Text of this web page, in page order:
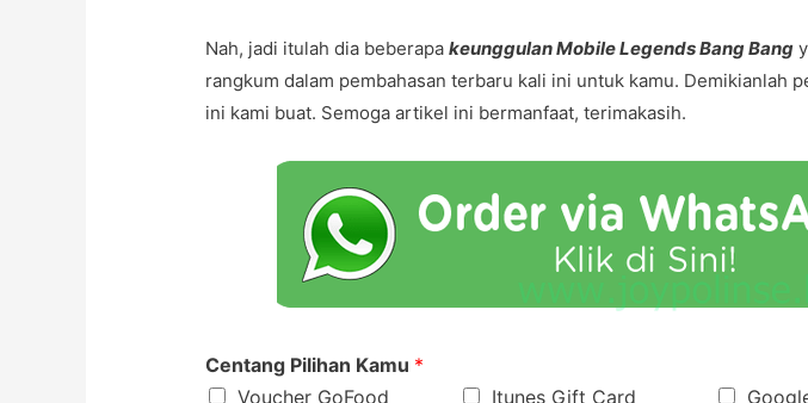
Nah, jadi itulah dia beberapakeunggulan Mobile Legends Bang Bang
rangkum dalam pembahasan terbaru kali ini untuk kamu. Demikianlah
ini kami buat. Semoga artikel ini bermanfaat, terimakasih.
Centang Pilihan Kamu *
Voucher GoFood
Itunes Gift Card